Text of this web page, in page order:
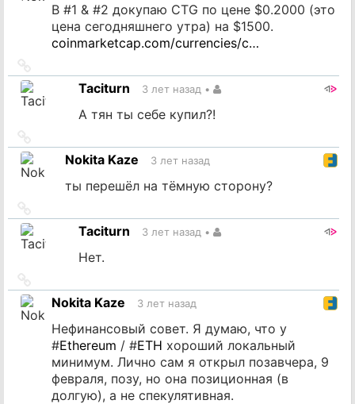
В #1 & #2 докупаю CTG по цене $0.2000 (это
цена сегодняшнего утра) на $1500.
coinmarketcap.com/currencies/c…
на
источникTaciturn 3 лет назад •
А тян ты себе купил?!
на
источникNokita Kaze 3 лет назад
ты перешёл на тёмную сторону?
на
источникTaciturn 3 лет назад •
Нет.
на
источник
Nokita Kaze 3 лет назад
Нефинансовый совет. Я думаю, что у
#Ethereum / #ETH хороший локальный
минимум. Лично сам я открыл позавчера, 9
февраля, позу, но она позиционная (в
долгую), а не спекулятивная.